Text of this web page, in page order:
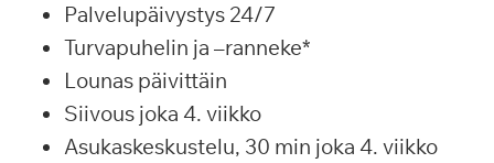
Palvelupäivystys 24/7
Turvapuhelin ja –ranneke*
Lounas päivittäin
Siivous joka 4. viikko
Asukaskeskustelu, 30 min joka 4. viikko